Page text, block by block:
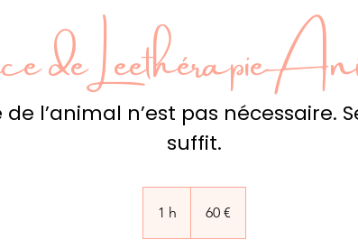
de Leethérapie
de l’animal n’est pas nécessaire.
suffit.
1 h 60 €